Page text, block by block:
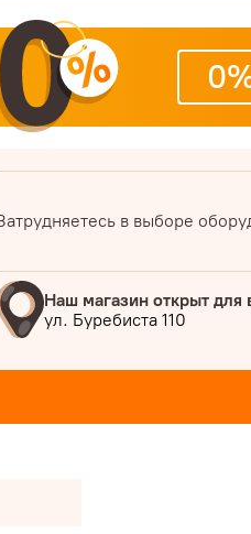
в выборе
Наш магазин открыт для
ул. Буребиста 110